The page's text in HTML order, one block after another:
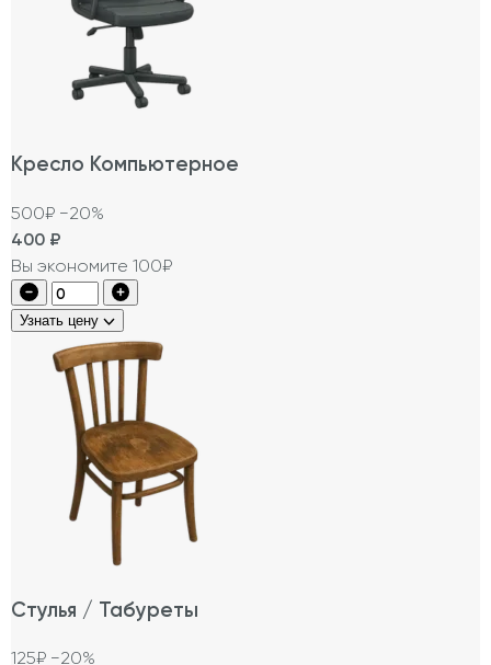
Кресло Компьютерное
500₽ −20%
400 ₽
Вы экономите 100₽
Узнать цену
Стулья / Табуреты
125₽ −20%